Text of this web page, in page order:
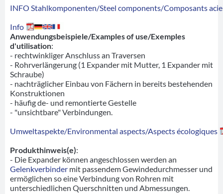
INFO Stahlkomponenten/Steel components/Composants
Info
Anwendungsbeispiele/Examples of use/Exemples
d'utilisation:
- rechtwinkliger Anschluss an Traversen
- Rohrverlängerung (1 Expander mit Mutter, 1 Expander mit
Schraube)
- nachträglicher Einbau von Fächern in bereits bestehenden
Konstruktionen
- häufig de- und remontierte Gestelle
- "unsichtbare" Verbindungen.
Umweltaspekte/Environmental aspects/Aspects écologiques
Produkthinweis(e):
- Die Expander können angeschlossen werden an
Gelenkverbinder mit passendem Gewindedurchmesser und
ermöglichen so eine Verbindung von Rohren mit
unterschiedlichen Querschnitten und Abmessungen.